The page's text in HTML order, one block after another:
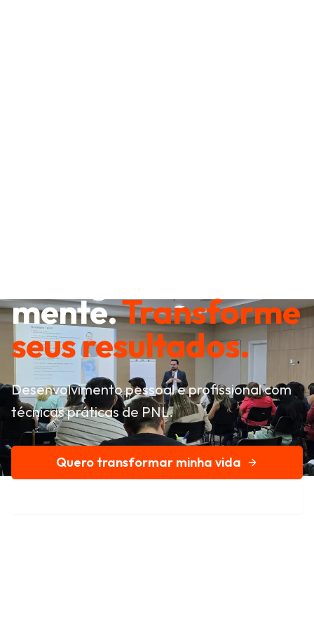
mente.Transforme
seus resultados.
Desenvolvimento pessoal e profissional com
técnicas práticas de PNL.
Quero transformar minha vida